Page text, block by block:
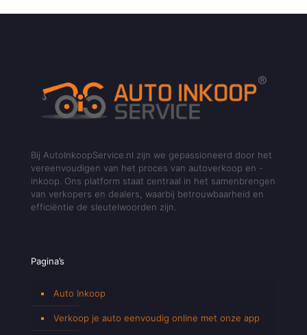
Bij AutoInkoopService.nl zijn we gepassioneerd door het
vereenvoudigen van het proces van autoverkoop en -
inkoop. Ons platform staat centraal in het samenbrengen
van verkopers en dealers, waarbij betrouwbaarheid en
efficiëntie de sleutelwoorden zijn.
Pagina’s
Auto Inkoop
Verkoop je auto eenvoudig online met onze app